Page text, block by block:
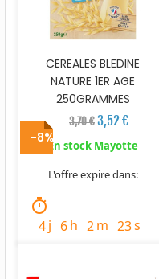
CEREALES BLEDINE
NATURE 1ER AGE
250GRAMMES
3,70 €3,52 €
En stock Mayotte
L'offre expire dans:
timer
4j 6h 2m 21s
-8%